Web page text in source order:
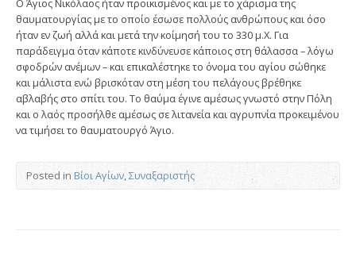
Ο Άγιος Νικόλαος ήταν προικισμένος και με το χάρισμα της
θαυματουργίας με το οποίο έσωσε πολλούς ανθρώπους και όσο
ήταν εν ζωή αλλά και μετά την κοίμησή του το 330 μ.Χ. Για
παράδειγμα όταν κάποτε κινδύνευσε κάποιος στη θάλασσα – λόγω
σφοδρών ανέμων – και επικαλέστηκε το όνομα του αγίου σώθηκε
και μάλιστα ενώ βρισκόταν στη μέση του πελάγους βρέθηκε
αβλαβής στο σπίτι του. Το θαύμα έγινε αμέσως γνωστό στην Πόλη
και ο λαός προσήλθε αμέσως σε λιτανεία και αγρυπνία προκειμένου
να τιμήσει το θαυματουργό Άγιο.
Posted in Βίοι Αγίων,Συναξαριστής